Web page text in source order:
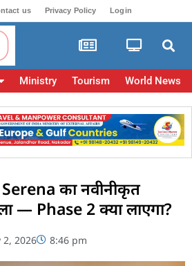
us Privacy Policy Login
Ministry Tourism World News
का नवीनीकृत
— Phase 2 क्या लाएगा?
2, 2026 8:46 pm